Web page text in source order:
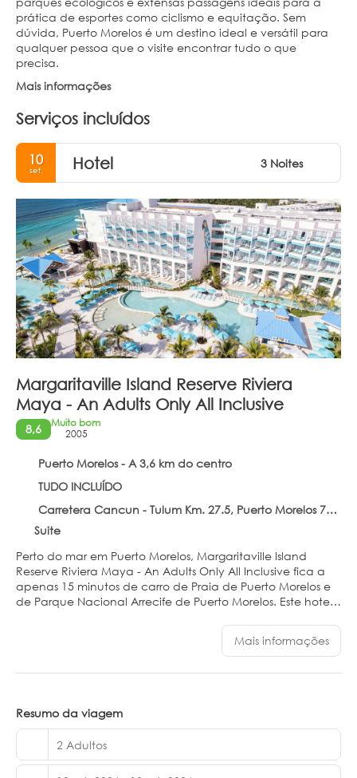
prática de esportes como ciclismo e equitação. Sem
dúvida, Puerto Morelos é um destino ideal e versátil para
qualquer pessoa que o visite encontrar tudo o que
precisa.
Mais informações
Serviços incluídos
10
set. Hotel 3 Noites
Margaritaville Island Reserve Riviera
Maya - An Adults Only All Inclusive
8,6
Muito bom
2005
Puerto Morelos - A 3,6 km do centro
TUDO INCLUÍDO
Carretera Cancun - Tulum Km. 27.5, Puerto Morelos 77580
Suite
Perto do mar em Puerto Morelos, Margaritaville Island
Reserve Riviera Maya - An Adults Only All Inclusive fica a
apenas 15 minutos de carro de Praia de Puerto Morelos e
de Parque Nacional Arrecife de Puerto Morelos. Este hotel
Club e a 11,7 km de Parque Nacional Costa Occidental
de Isla Mujeres, Punta Cancún y Punta Nizuc.
Relaxe no spa de serviço completo, onde você pode
instalações recreativas, como 3 piscinas externas, uma
academia aberta 24 horas e 2 quadras de pickleball
concierge e serviços de casamento.
Mais informações
Resumo da viagem
2 Adultos